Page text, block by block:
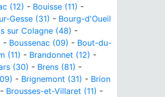
(12) - Bouisse (11) -
Gesse (31) - Bourg-d'Oueil
sur Colagne (48) -
- Boussenac (09) - Bout-du-
(11) - Brandonnet (12) -
(30) - Brens (81) -
- Brignemont (31) - Brion
- Brousses-et-Villaret (11) -